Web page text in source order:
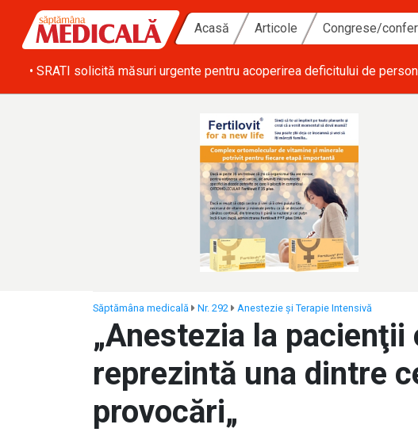
Acasă Articole Congrese/
• SRATI solicită măsuri urgente pentru acoperirea deficitului de
Săptămâna medicală Nr. 292 Anestezie și Terapie Intensivă
„Anestezia la
reprezintă una dintre
provocări„